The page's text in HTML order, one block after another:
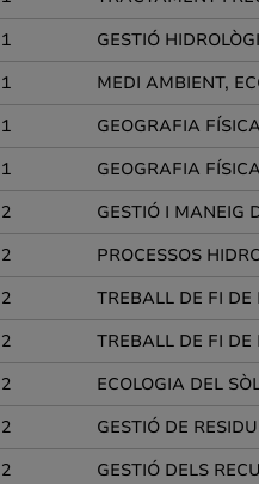
1
GESTIÓ
1
MEDI AMBIENT,
1
GEOGRAFIA FÍSICA
1
GEOGRAFIA FÍSICA
2
GESTIÓ I MANEIG
2
PROCESSOS
2
TREBALL DE FI
2
TREBALL DE FI DE
2
ECOLOGIA DEL
2
GESTIÓ DE
2
GESTIÓ DELS